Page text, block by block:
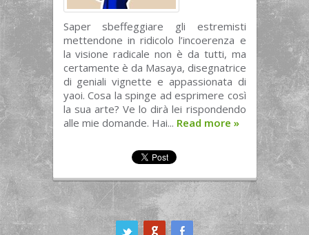
Saper sbeffeggiare gli estremisti
mettendone in ridicolo l’incoerenza e
la visione radicale non è da tutti, ma
certamente è da Masaya, disegnatrice
di geniali vignette e appassionata di
yaoi. Cosa la spinge ad esprimere così
la sua arte? Ve lo dirà lei rispondendo
alle mie domande. Hai... Read more »